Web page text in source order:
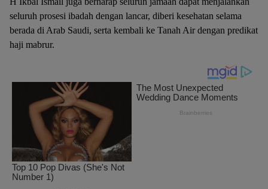
seluruh prosesi ibadah dengan lancar, diberi kesehatan selama
berada di Arab Saudi, serta kembali ke Tanah Air dengan predikat
haji mabrur.